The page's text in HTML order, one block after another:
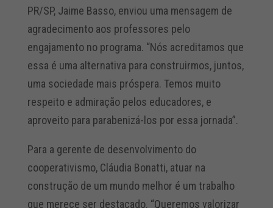
PR/SP, Jaime Basso, enviou uma mensagem de
agradecimento aos professores pelo
engajamento no programa. “Nós acreditamos que
essa é uma alternativa para construirmos, juntos,
uma sociedade mais próspera. Temos muito
respeito e admiração pelos educadores, e
aproveito para parabenizá-los por essa jornada”.
Para a gerente de desenvolvimento do
cooperativismo, Cláudia Bonatti, atuar na
construção de um mundo melhor é um trabalho
que merece ser destacado. “Queremos valorizar